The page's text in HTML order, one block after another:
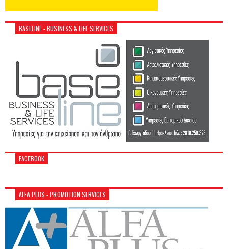
BASELINE - BUSINESS & LIFE SERVICES
FACEBOOK
ALFA PLUS - PROMOTION SERVICES